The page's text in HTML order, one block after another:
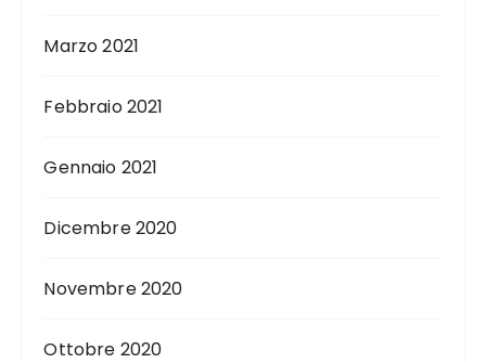
Marzo 2021
Febbraio 2021
Gennaio 2021
Dicembre 2020
Novembre 2020
Ottobre 2020